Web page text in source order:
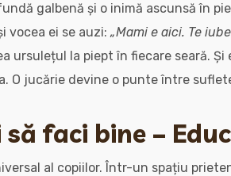
galbenă și o inimă ascunsă în
vocea ei se auzi: „Mami e aici. Te
ursulețul la piept în fiecare seară.
O jucărie devine o punte între
să faci bine –
al copiilor. Într-un spațiu